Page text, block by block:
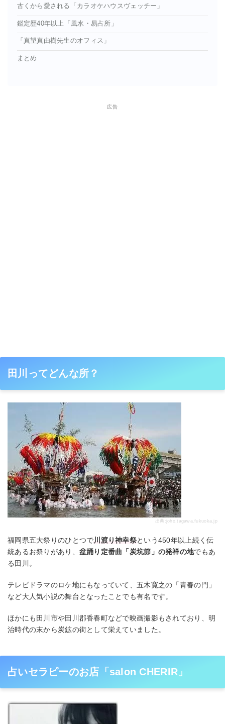
古くから愛される「カラオケハウスヴェッチー」
鑑定歴40年以上「風水・易占所」
「真望真由樹先生のオフィス」
まとめ
広告
田川ってどんな所？
出典: joho.tagawa.fukuoka.jp
福岡県五大祭りのひとつで川渡り神幸祭という450年以上続く伝
統あるお祭りがあり、 盆踊り定番曲「炭坑節」の発祥の地でもあ
る田川。
テレビドラマのロケ地にもなっていて、五木寛之の「青春の門」
など大人気小説の舞台となったことでも有名です。
ほかにも田川市や田川郡香春町などで映画撮影もされており、明
治時代の末から炭鉱の街として栄えていました。
占いセラピーのお店「salon CHERIR」